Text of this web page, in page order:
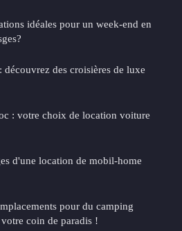
idéales pour un week-end en
découvrez des croisières de luxe
: votre choix de location voiture
d'une location de mobil-home
pour du camping
coin de paradis !